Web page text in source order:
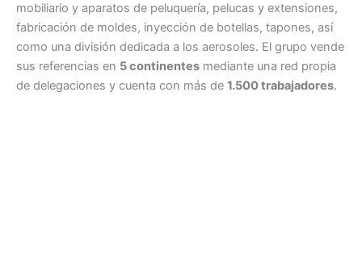
mobiliario y aparatos de peluquería, pelucas y extensiones,
fabricación de moldes, inyección de botellas, tapones, así
como una división dedicada a los aerosoles. El grupo vende
sus referencias en 5 continentes mediante una red propia
de delegaciones y cuenta con más de 1.500 trabajadores.